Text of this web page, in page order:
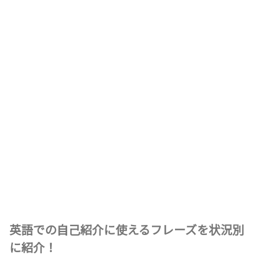
英語での自己紹介に使えるフレーズを状況別
に紹介！